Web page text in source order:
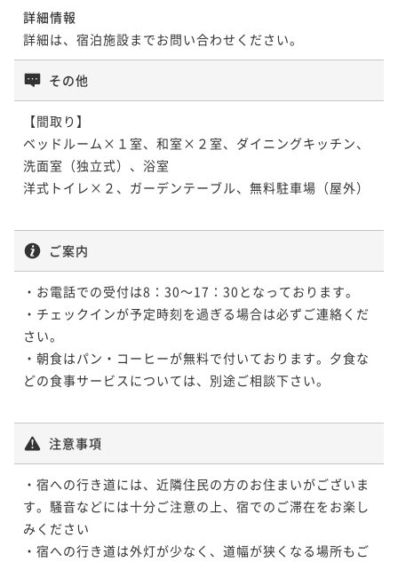
詳細情報
詳細は、宿泊施設までお問い合わせください。
その他
【間取り】
ベッドルーム×１室、和室×２室、ダイニングキッチン、
洗面室（独立式）、浴室
洋式トイレ×２、ガーデンテーブル、無料駐車場（屋外）
ご案内
・お電話での受付は8：30～17：30となっております。
・チェックインが予定時刻を過ぎる場合は必ずご連絡くだ
さい。
・朝食はパン・コーヒーが無料で付いております。夕食な
どの食事サービスについては、別途ご相談下さい。
注意事項
・宿への行き道には、近隣住民の方のお住まいがございま
す。騒音などには十分ご注意の上、宿でのご滞在をお楽し
みください
・宿への行き道は外灯が少なく、道幅が狭くなる場所もご